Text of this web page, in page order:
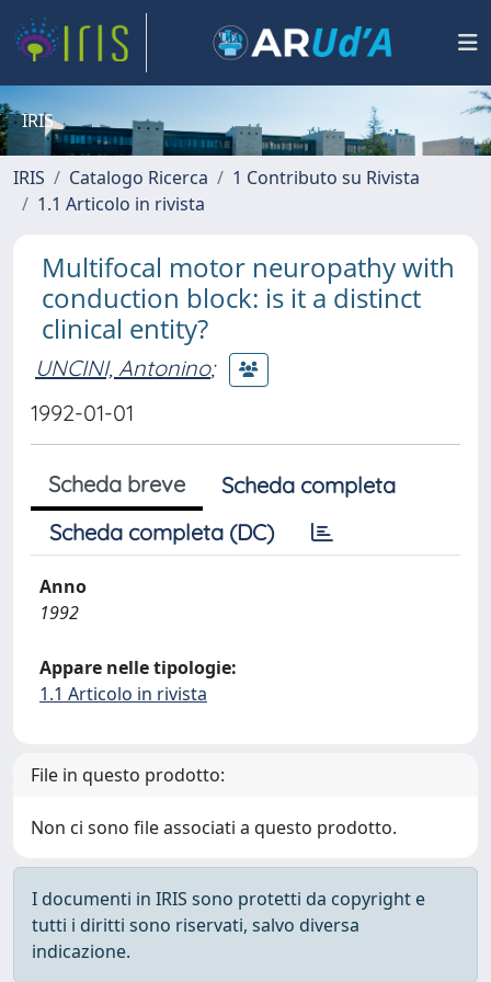
IRIS
IRIS Catalogo Ricerca
1 Contributo su Rivista
1.1 Articolo in rivista
Multifocal motor neuropathy with
conduction block: is it a distinct
clinical entity?
UNCINI, Antonino;
1992-01-01
Scheda breve
Scheda completa
Scheda completa (DC)
Anno
1992
Appare nelle tipologie:
1.1 Articolo in rivista
File in questo prodotto:
Non ci sono file associati a questo prodotto.
I documenti in IRIS sono protetti da copyright e
tutti i diritti sono riservati, salvo diversa
indicazione.